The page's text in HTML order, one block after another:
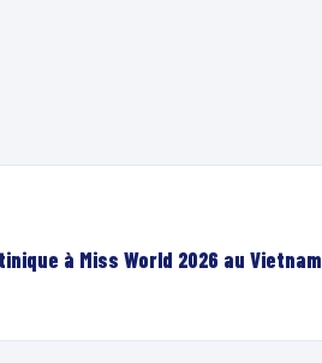
à Miss World 2026 au Vietnam